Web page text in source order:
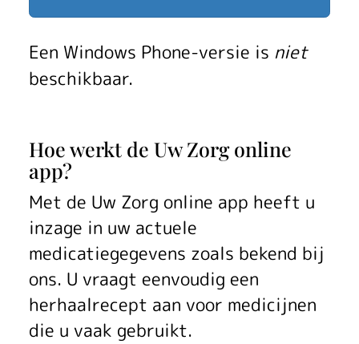
Een Windows Phone-versie is niet
beschikbaar.
Hoe werkt de Uw Zorg online
app?
Met de Uw Zorg online app heeft u
inzage in uw actuele
medicatiegegevens zoals bekend bij
ons. U vraagt eenvoudig een
herhaalrecept aan voor medicijnen
die u vaak gebruikt.